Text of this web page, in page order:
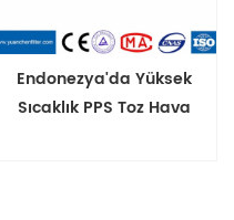
Endonezya'da Yüksek
Sıcaklık PPS Toz Hava